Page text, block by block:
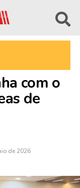
com o
de
de 2026